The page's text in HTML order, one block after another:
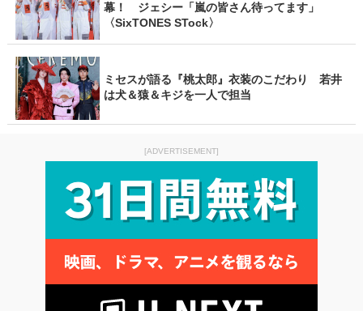
幕！ ジェシー「嵐の皆さん待ってます」
〈SixTONES STock〉
ミセスが語る『桃太郎』衣装のこだわり 若井
は犬＆猿＆キジを一人で担当
[ADVERTISEMENT]